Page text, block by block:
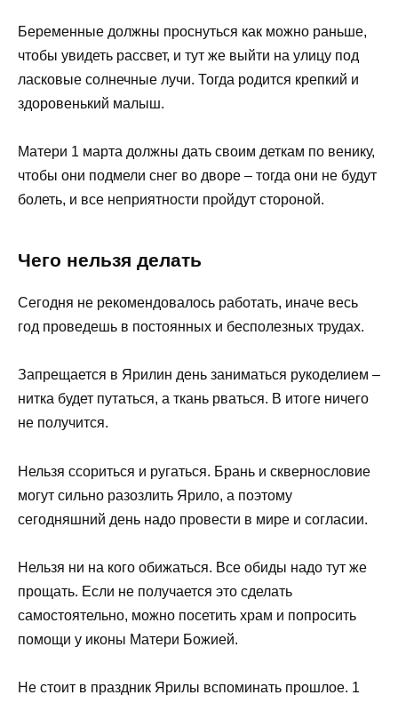
Беременные должны проснуться как можно раньше,
чтобы увидеть рассвет, и тут же выйти на улицу под
ласковые солнечные лучи. Тогда родится крепкий и
здоровенький малыш.
Матери 1 марта должны дать своим деткам по венику,
чтобы они подмели снег во дворе – тогда они не будут
болеть, и все неприятности пройдут стороной.
Чего нельзя делать
Сегодня не рекомендовалось работать, иначе весь
год проведешь в постоянных и бесполезных трудах.
Запрещается в Ярилин день заниматься рукоделием –
нитка будет путаться, а ткань рваться. В итоге ничего
не получится.
Нельзя ссориться и ругаться. Брань и сквернословие
могут сильно разозлить Ярило, а поэтому
сегодняшний день надо провести в мире и согласии.
Нельзя ни на кого обижаться. Все обиды надо тут же
прощать. Если не получается это сделать
самостоятельно, можно посетить храм и попросить
помощи у иконы Матери Божией.
Не стоит в праздник Ярилы вспоминать прошлое. 1